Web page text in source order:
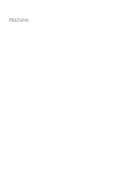
РЕКЛАМА